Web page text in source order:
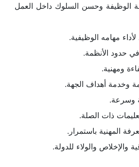
الوظيفة وحسن السلوك داخل العمل
مهامه الوظيفية.
في حدود الأنظمة.
ومهنية.
وخدمة أهداف الجهة.
وسرعة.
ذات الصلة.
المهنية باستمرار.
والإخلاص والولاء للدولة.